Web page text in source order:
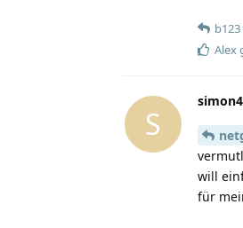
b123
Alex
S
will
für